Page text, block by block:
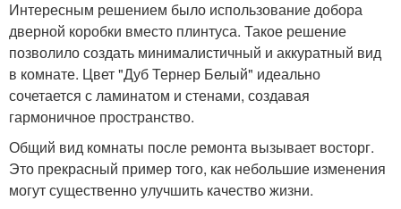
Интересным решением было использование добора
дверной коробки вместо плинтуса. Такое решение
позволило создать минималистичный и аккуратный вид
в комнате. Цвет "Дуб Тернер Белый" идеально
сочетается с ламинатом и стенами, создавая
гармоничное пространство.
Общий вид комнаты после ремонта вызывает восторг.
Это прекрасный пример того, как небольшие изменения
могут существенно улучшить качество жизни.